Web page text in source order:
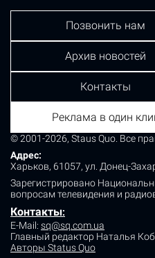
© 2001-2026, Staus Quo. Все
Адрес:
Харьков, 61057, ул. Донец-
Зарегистрировано
вопросам телевидения и
Контакты:
E-Mail: sq@sq.com.ua
Главный редактор Наталья
Авторы Status Quo
Позвонить нам
Архив новостей
Контакты
Реклама в один